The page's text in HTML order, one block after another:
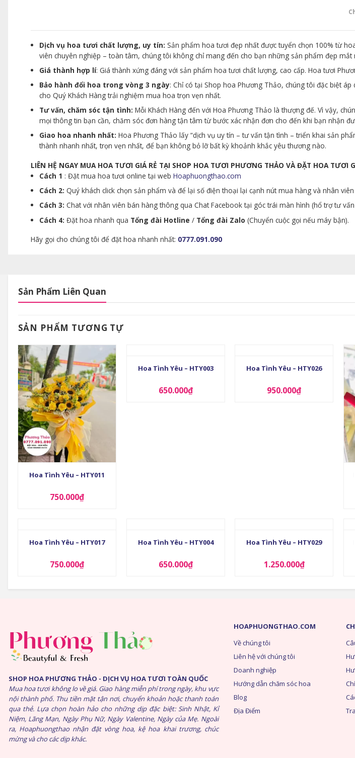
Dịch vụ hoa tươi chất lượng, uy tín: Sản phẩm hoa tươi đẹp nhất được tuyển chọn 100% từ
viên chuyên nghiệp – toàn tâm, chúng tôi không chỉ mang đến cho bạn những sản phẩm đẹp
Giá thành hợp lí: Giá thành xứng đáng với sản phẩm hoa tươi chất lượng, cao cấp. Hoa tươi
Bảo hành đổi hoa trong vòng 3 ngày: Chỉ có tại Shop hoa Phương Thảo, chúng tôi đặc biệt
cho Quý Khách Hàng trải nghiệm mua hoa trọn vẹn nhất.
Tư vấn, chăm sóc tận tình: Mỗi Khách Hàng đến với Hoa Phương Thảo là thượng đế. Vì vậy,
mọi thông tin bạn cần, chăm sóc đơn hàng tận tâm từ bước xác nhận đơn cho đến khi bạn nhận
Giao hoa nhanh nhất: Hoa Phương Thảo lấy “dịch vụ uy tín – tư vấn tận tình – triển khai sản
thành nhanh nhất, trọn vẹn nhất, để bạn không bỏ lỡ bất kỳ khoảnh khắc yêu thương nào.
LIÊN HỆ NGAY MUA HOA TƯƠI GIÁ RẺ TẠI SHOP HOA TƯƠI PHƯƠNG THẢO VÀ ĐẶT HOA TƯƠI
Cách 1 : Đặt mua hoa tươi online tại webHoaphuongthao.com
Cách 2: Quý khách click chọn sản phẩm và để lại số điện thoại lại cạnh nút mua hàng và nhân
Cách 3: Chat với nhân viên bán hàng thông qua Chat Facebook tại góc trái màn hình (hổ trợ tư
Cách 4: Đặt hoa nhanh qua Tổng đài Hotline / Tổng đài Zalo (Chuyển cuộc gọi nếu máy bận).
Hãy gọi cho chúng tôi để đặt hoa nhanh nhất: 0777.091.090
Sản Phẩm Liên Quan
SẢN PHẨM TƯƠNG TỰ
+
Hoa Tình Yêu – HTY011
750.000₫
Hoa Tình Yêu – HTY003
650.000₫
Hoa Tình Yêu – HTY026
950.000₫
Hoa Tình Yêu – HTY017
750.000₫
Hoa Tình Yêu – HTY004
650.000₫
Hoa Tình Yêu – HTY029
1.250.000₫
SHOP HOA PHƯƠNG THẢO - DỊCH VỤ HOA TƯƠI TOÀN QUỐC
Mua hoa tươi không lo về giá. Giao hàng miễn phí trong ngày, khu vực
nội thành phố. Thu tiền mặt tận nơi, chuyển khoản hoặc thanh toán
qua thẻ. Lựa chọn hoàn hảo cho những dịp đặc biệt: Sinh Nhật, Kỉ
Niệm, Lãng Mạn, Ngày Phụ Nữ, Ngày Valentine, Ngày của Mẹ. Ngoài
ra, Hoaphuongthao nhận đặt vòng hoa, kệ hoa khai trương, chúc
mừng và cho các dịp khác.
HOAPHUONGTHAO.COM
Về chúng tôi
Liên hệ với chúng tôi
Doanh nghiệp
Hướng dẫn chăm sóc hoa
Blog
Địa Điểm